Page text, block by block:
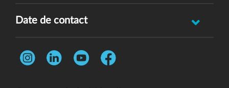
Întrebări frecvente
Date de contact
Str. Rotasului, Nr. 7, Sector 1, Bucuresti, 012167
Telefon:
0731 444 013